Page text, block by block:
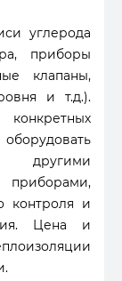
углерода
приборы
клапаны,
и т.д.).
другими
контроля и
Цена и